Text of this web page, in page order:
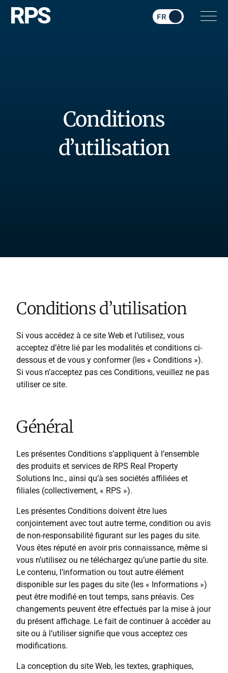
Conditions
d’utilisation
Conditions d’utilisation
Si vous accédez à ce site Web et l’utilisez, vous
acceptez d’être lié par les modalités et conditions ci-
dessous et de vous y conformer (les « Conditions »).
Si vous n’acceptez pas ces Conditions, veuillez ne pas
utiliser ce site.
Général
Les présentes Conditions s’appliquent à l’ensemble
des produits et services de RPS Real Property
Solutions Inc., ainsi qu’à ses sociétés affiliées et
filiales (collectivement, « RPS »).
Les présentes Conditions doivent être lues
conjointement avec tout autre terme, condition ou avis
de non-responsabilité figurant sur les pages du site.
Vous êtes réputé en avoir pris connaissance, même si
vous n’utilisez ou ne téléchargez qu’une partie du site.
Le contenu, l’information ou tout autre élément
disponible sur les pages du site (les « Informations »)
peut être modifié en tout temps, sans préavis. Ces
changements peuvent être effectués par la mise à jour
du présent affichage. Le fait de continuer à accéder au
site ou à l’utiliser signifie que vous acceptez ces
modifications.
La conception du site Web, les textes, graphiques,